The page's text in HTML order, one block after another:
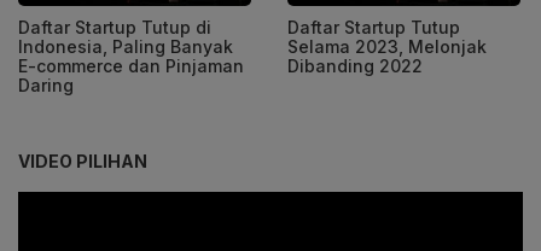
Daftar Startup Tutup di
Indonesia, Paling Banyak
E-commerce dan Pinjaman
Daring
Daftar Startup Tutup
Selama 2023, Melonjak
Dibanding 2022
VIDEO PILIHAN